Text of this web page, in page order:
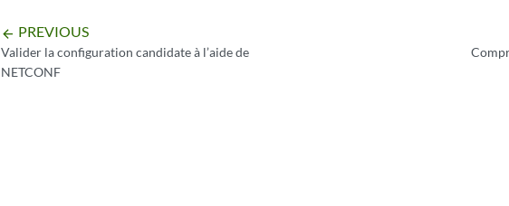
arrow_backward PREVIOUS
Valider la configuration candidate à l’aide de
NETCONF